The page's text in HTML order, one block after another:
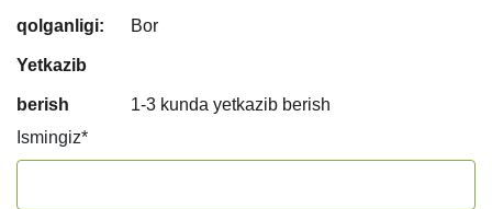
qolganligi: Bor
Yetkazib
berish
1-3 kunda yetkazib berish
Ismingiz*